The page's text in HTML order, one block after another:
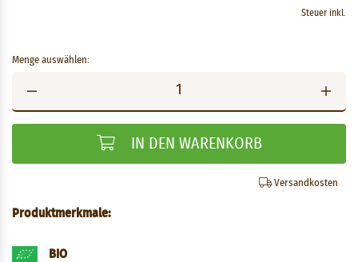
Steuer inkl.
Menge auswählen:
IN DEN WARENKORB
Versandkosten
Produktmerkmale:
BIO